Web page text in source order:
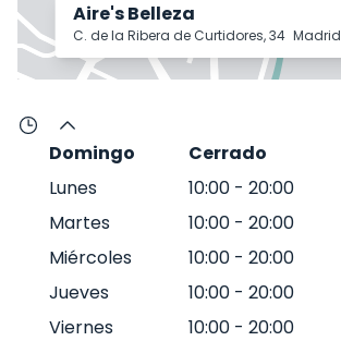
Aire's Belleza
C. de la Ribera de Curtidores, 34 Madrid
Domingo
Cerrado
Lunes
10:00 - 20:00
Martes
10:00 - 20:00
Miércoles
10:00 - 20:00
Jueves
10:00 - 20:00
Viernes
10:00 - 20:00